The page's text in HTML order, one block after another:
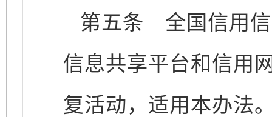
第五条 全国信用信
信息共享平台和信用
复活动，适用本办法